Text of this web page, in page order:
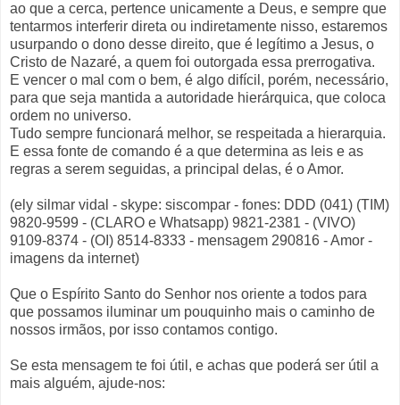
ao que a cerca, pertence unicamente a Deus, e sempre que
tentarmos interferir direta ou indiretamente nisso, estaremos
usurpando o dono desse direito, que é legítimo a Jesus, o
Cristo de Nazaré, a quem foi outorgada essa prerrogativa.
E vencer o mal com o bem, é algo difícil, porém, necessário,
para que seja mantida a autoridade hierárquica, que coloca
ordem no universo.
Tudo sempre funcionará melhor, se respeitada a hierarquia.
E essa fonte de comando é a que determina as leis e as
regras a serem seguidas, a principal delas, é o Amor.
(ely silmar vidal - skype: siscompar - fones: DDD (041) (TIM)
9820-9599 - (CLARO e Whatsapp) 9821-2381 - (VIVO)
9109-8374 - (OI) 8514-8333 - mensagem 290816 - Amor -
imagens da internet)
Que o Espírito Santo do Senhor nos oriente a todos para
que possamos iluminar um pouquinho mais o caminho de
nossos irmãos, por isso contamos contigo.
Se esta mensagem te foi útil, e achas que poderá ser útil a
mais alguém, ajude-nos: